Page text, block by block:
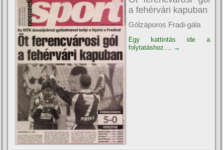
a fehérvári kapuban
Gólzáporos Fradi-gála
Egy kattintás ide a
folytatáshoz.... →